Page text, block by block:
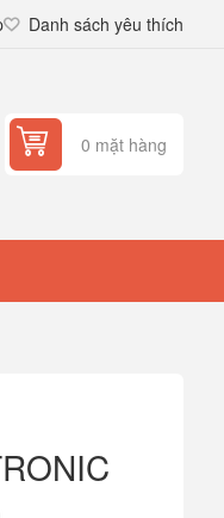
Danh sách yêu thích
0 mặt hàng